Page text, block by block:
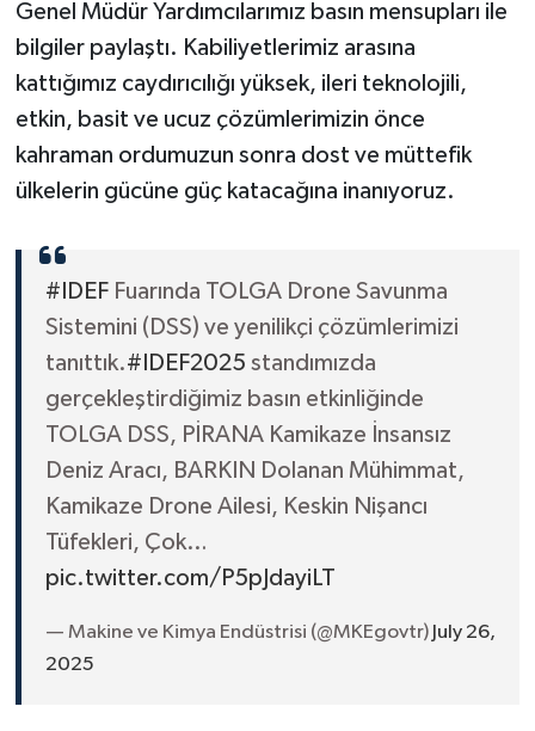
Genel Müdür Yardımcılarımız basın mensupları ile
bilgiler paylaştı. Kabiliyetlerimiz arasına
kattığımız caydırıcılığı yüksek, ileri teknolojili,
etkin, basit ve ucuz çözümlerimizin önce
kahraman ordumuzun sonra dost ve müttefik
ülkelerin gücüne güç katacağına inanıyoruz.
#IDEFFuarında TOLGA Drone Savunma
Sistemini (DSS) ve yenilikçi çözümlerimizi
tanıttık.#IDEF2025 standımızda
gerçekleştirdiğimiz basın etkinliğinde
TOLGA DSS, PİRANA Kamikaze İnsansız
Deniz Aracı, BARKIN Dolanan Mühimmat,
Kamikaze Drone Ailesi, Keskin Nişancı
Tüfekleri, Çok…
pic.twitter.com/P5pJdayiLT
— Makine ve Kimya Endüstrisi (@MKEgovtr) July 26,
2025